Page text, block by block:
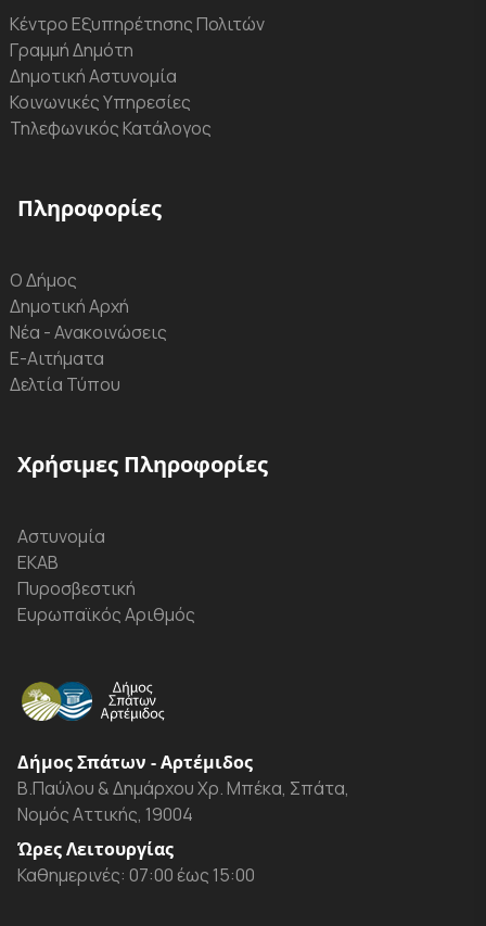
Κέντρο Εξυπηρέτησης Πολιτών
Γραμμή Δημότη
Δημοτική Αστυνομία
Κοινωνικές Υπηρεσίες
Τηλεφωνικός Κατάλογος
Πληροφορίες
Ο Δήμος
Δημοτική Αρχή
Νέα - Ανακοινώσεις
Ε-Αιτήματα
Δελτία Τύπου
Χρήσιμες Πληροφορίες
Αστυνομία
ΕΚΑΒ
Πυροσβεστική
Ευρωπαϊκός Αριθμός
Δήμος Σπάτων - Αρτέμιδος
Β.Παύλου & Δημάρχου Χρ. Μπέκα, Σπάτα,
Νομός Αττικής, 19004
Ώρες Λειτουργίας
Καθημερινές: 07:00 έως 15:00